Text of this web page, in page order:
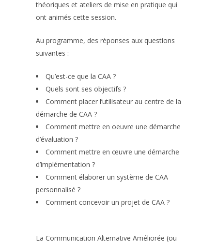
théoriques et ateliers de mise en pratique qui
ont animés cette session.
Au programme, des réponses aux questions
suivantes :
Qu’est-ce que la CAA ?
Quels sont ses objectifs ?
Comment placer l’utilisateur au centre de la
démarche de CAA ?
Comment mettre en oeuvre une démarche
d’évaluation ?
Comment mettre en œuvre une démarche
d’implémentation ?
Comment élaborer un système de CAA
personnalisé ?
Comment concevoir un projet de CAA ?
La Communication Alternative Améliorée (ou